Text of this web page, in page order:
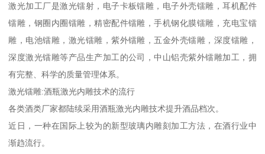
激光加工厂是激光镭射，电子卡板镭雕，电子外壳镭雕，耳机配件
镭雕，钢圈内圈镭雕，精密配件镭雕，手机钢化膜镭雕，充电宝镭
雕，电池镭雕，激光镭雕，紫外镭雕，五金外壳镭雕，深度镭雕，
深度激光镭雕等产品生产加工的公司，中山铝壳紫外镭雕加工，拥
有完整、科学的质量管理体系。
激光镭雕:酒瓶激光内雕技术的流行
各类酒类厂家都陆续采用酒瓶激光内雕技术提升酒品档次。
近日，一种在国际上较为的新型玻璃内雕刻加工方法，在酒行业中
渐趋流行。